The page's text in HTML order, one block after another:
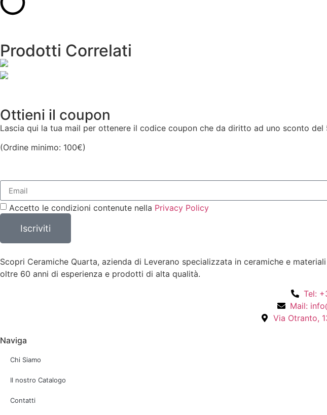
Prodotti Correlati
Ottieni il coupon
Lascia qui la tua mail per ottenere il codice coupon che da diritto ad uno sconto del
(Ordine minimo: 100€)
Accetto le condizioni contenute nella Privacy Policy
Iscriviti
Scopri Ceramiche Quarta, azienda di Leverano specializzata in ceramiche e
oltre 60 anni di esperienza e prodotti di alta qualità.
Tel:
Mail:
Via Otranto,
Naviga
Chi Siamo
Il nostro Catalogo
Contatti